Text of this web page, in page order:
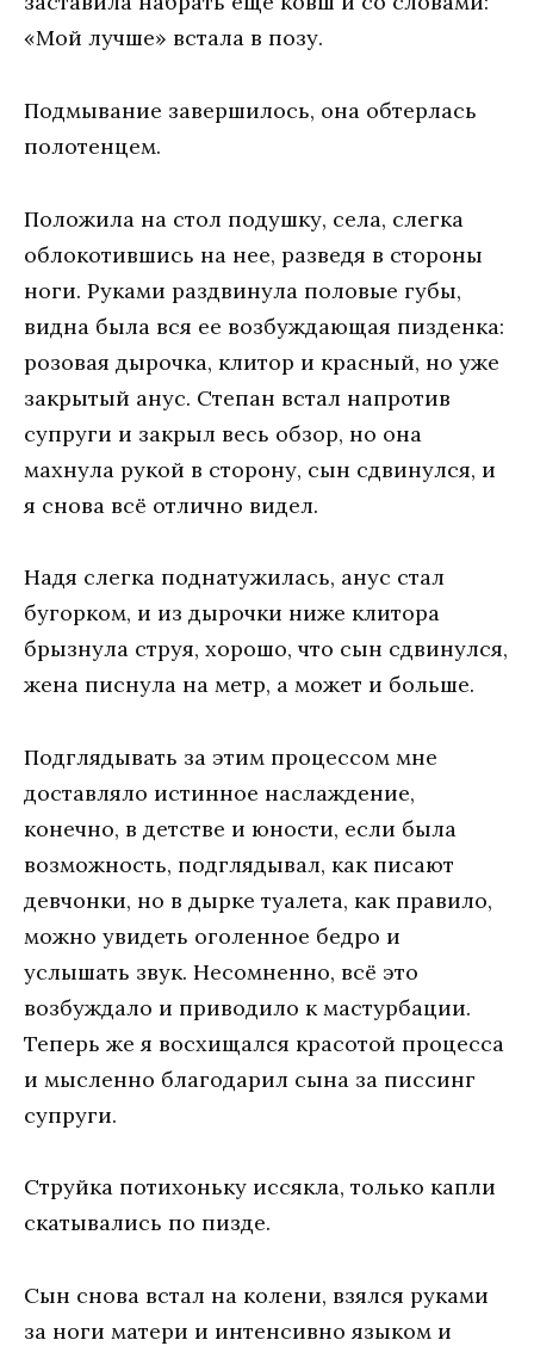
«Мой лучше» встала в позу.
Подмывание завершилось, она обтерлась
полотенцем.
Положила на стол подушку, села, слегка
облокотившись на нее, разведя в стороны
ноги. Руками раздвинула половые губы,
видна была вся ее возбуждающая пизденка:
розовая дырочка, клитор и красный, но уже
закрытый анус. Степан встал напротив
супруги и закрыл весь обзор, но она
махнула рукой в сторону, сын сдвинулся, и
я снова всё отлично видел.
Надя слегка поднатужилась, анус стал
бугорком, и из дырочки ниже клитора
брызнула струя, хорошо, что сын сдвинулся,
жена писнула на метр, а может и больше.
Подглядывать за этим процессом мне
доставляло истинное наслаждение,
конечно, в детстве и юности, если была
возможность, подглядывал, как писают
девчонки, но в дырке туалета, как правило,
можно увидеть оголенное бедро и
услышать звук. Несомненно, всё это
возбуждало и приводило к мастурбации.
Теперь же я восхищался красотой процесса
и мысленно благодарил сына за писсинг
супруги.
Струйка потихоньку иссякла, только капли
скатывались по пизде.
Сын снова встал на колени, взялся руками
за ноги матери и интенсивно языком и